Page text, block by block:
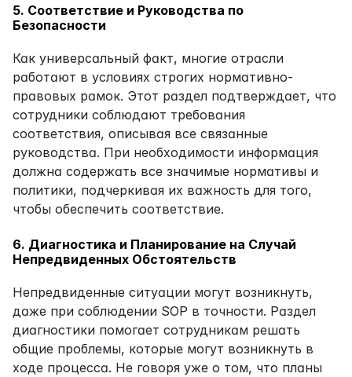
5. Соответствие и Руководства по
Безопасности
Как универсальный факт, многие отрасли
работают в условиях строгих нормативно-
правовых рамок. Этот раздел подтверждает, что
сотрудники соблюдают требования
соответствия, описывая все связанные
руководства. При необходимости информация
должна содержать все значимые нормативы и
политики, подчеркивая их важность для того,
чтобы обеспечить соответствие.
6. Диагностика и Планирование на Случай
Непредвиденных Обстоятельств
Непредвиденные ситуации могут возникнуть,
даже при соблюдении SOP в точности. Раздел
диагностики помогает сотрудникам решать
общие проблемы, которые могут возникнуть в
ходе процесса. Не говоря уже о том, что планы